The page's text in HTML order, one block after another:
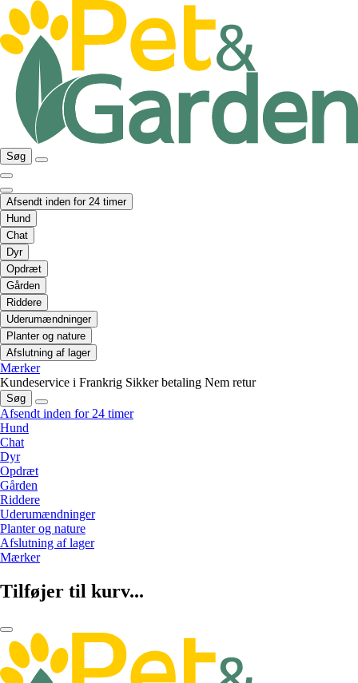
Søg
Afsendt inden for 24 timer
Hund
Chat
Dyr
Opdræt
Gården
Riddere
Uderumændninger
Planter og nature
Afslutning af lager
Mærker
Kundeservice i Frankrig Sikker betaling Nem retur
Søg
Afsendt inden for 24 timer
Hund
Chat
Dyr
Opdræt
Gården
Riddere
Uderumændninger
Planter og nature
Afslutning af lager
Mærker
Tilføjer til kurv...